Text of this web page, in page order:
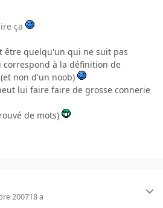
ça
être quelqu'un qui ne suit pas
correspond à la définition de
non d'un noob)
lui faire faire de grosse connerie
de mots)
200718 a